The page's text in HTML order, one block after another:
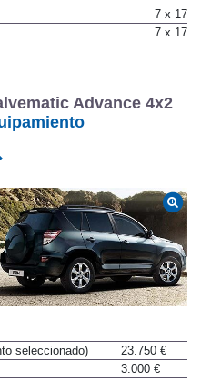
7 x 17
7 x 17
Advance 4x2
seleccionado)
23.750 €
3.000 €